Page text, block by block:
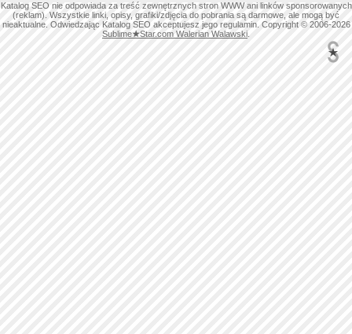
Katalog SEO nie odpowiada za treść zewnętrznych stron WWW ani linków sponsorowanych
(reklam). Wszystkie linki, opisy, grafiki/zdjęcia do pobrania są darmowe, ale mogą być
nieaktualne. Odwiedzając Katalog SEO akceptujesz jego regulamin. Copyright © 2006-2026
Sublime★Star.com Walerian Walawski